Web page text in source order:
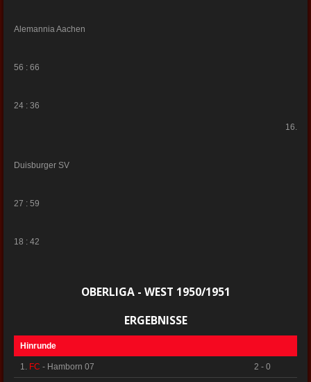
Alemannia Aachen
56 : 66
24 : 36
16.
Duisburger SV
27 : 59
18 : 42
OBERLIGA - WEST 1950/1951
ERGEBNISSE
Hinrunde
1. FC - Hamborn 07 2 - 0